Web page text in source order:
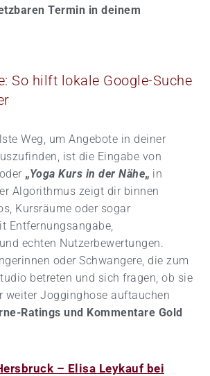
Termin in deinem
So hilft lokale Google-Suche
Weg, um Angebote in deiner
ist die Eingabe von
oder „Yoga Kurs in der Nähe„ in
Algorithmus zeigt dir binnen
Kursräume oder sogar
Entfernungsangabe,
echten Nutzerbewertungen.
oder Schwangere, die zum
betreten und sich fragen, ob sie
weiter Jogginghose auftauchen
Ratings und Kommentare Gold
– Elisa Leykauf bei